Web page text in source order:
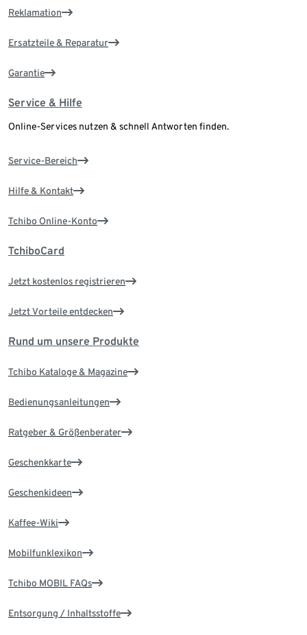
Reklamation
Ersatzteile & Reparatur
Garantie
Service & Hilfe
Online-Services nutzen & schnell Antworten finden.
Service-Bereich
Hilfe & Kontakt
Tchibo Online-Konto
TchiboCard
Jetzt kostenlos registrieren
Jetzt Vorteile entdecken
Rund um unsere Produkte
Tchibo Kataloge & Magazine
Bedienungsanleitungen
Ratgeber & Größenberater
Geschenkkarte
Geschenkideen
Kaffee-Wiki
Mobilfunklexikon
Tchibo MOBIL FAQs
Entsorgung / Inhaltsstoffe